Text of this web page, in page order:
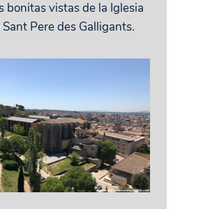
bonitas vistas de la Iglesia
Pere des Galligants.